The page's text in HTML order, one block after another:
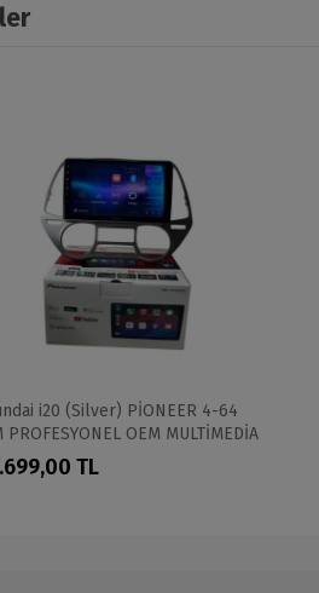
i20 (Silver) PİONEER 4-64
PROFESYONEL OEM MULTİMEDİA
TL